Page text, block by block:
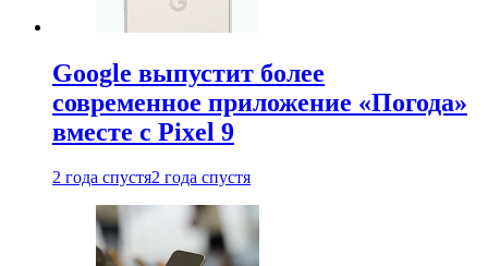
Google выпустит более
современное приложение «Погода»
вместе с Pixel 9
2 года спустя2 года спустя